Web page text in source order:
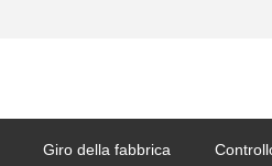
Giro della fabbrica